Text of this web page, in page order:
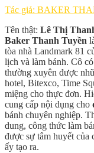
Tác giả: BAKER
Tên thật: Lê Thị
Baker Thanh Tuyền
tòa nhà Landmark 81
lịch và làm bánh. Cô
thường xuyên được
hotel, Bitexco, Time
miệng cho thực đơn.
cung cấp nội dụng cho
bánh chuyên nghiệp.
dung, công thức làm
được sự tâm huyết của
ấy tạo ra.